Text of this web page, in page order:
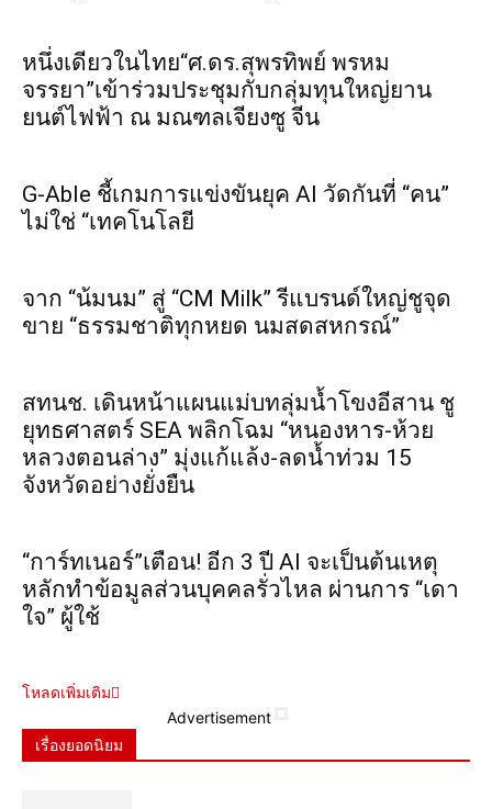
หนึ่งเดียวในไทย“ศ.ดร.สุพรทิพย์ พรหม
จรรยา”เข้าร่วมประชุมกับกลุ่มทุนใหญ่ยาน
ยนต์ไฟฟ้า ณ มณฑลเจียงซู จีน
G-Able ชี้เกมการแข่งขันยุค AI วัดกันที่ “คน”
ไม่ใช่ “เทคโนโลยี
จาก “น้มนม” สู่ “CM Milk” รีแบรนด์ใหญ่ชูจุด
ขาย “ธรรมชาติทุกหยด นมสดสหกรณ์”
สทนช. เดินหน้าแผนแม่บทลุ่มน้ำโขงอีสาน ชู
ยุทธศาสตร์ SEA พลิกโฉม “หนองหาร-ห้วย
หลวงตอนล่าง” มุ่งแก้แล้ง-ลดน้ำท่วม 15
จังหวัดอย่างยั่งยืน
“การ์ทเนอร์”เตือน! อีก 3 ปี AI จะเป็นต้นเหตุ
หลักทำข้อมูลส่วนบุคคลรั่วไหล ผ่านการ “เดา
ใจ” ผู้ใช้
โหลดเพิ่มเติม
Advertisement
เรื่องยอดนิยม